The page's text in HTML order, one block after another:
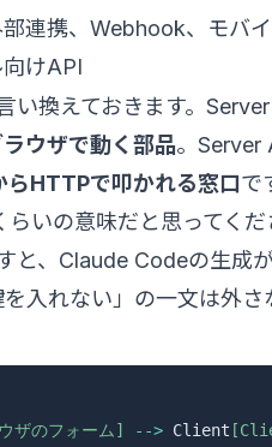
連携、Webhook、モバイ
向けAPI
い換えておきます。
ラウザで動く部品。Server
らHTTPで叩かれる窓口で
いの意味だと思ってくだ
と、Claude Codeの生成
入れない」の一文は外
ザのフォーム] --> Client